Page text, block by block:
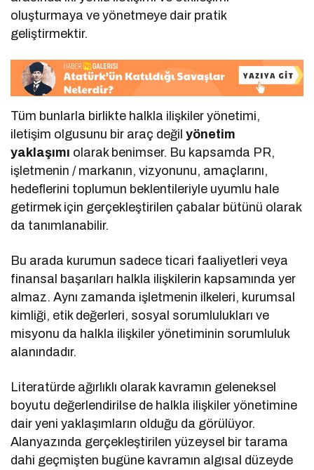
oluşturmaya ve yönetmeye dair pratik
geliştirmektir.
Tüm bunlarla birlikte halkla ilişkiler yönetimi,
iletişim olgusunu bir araç değilyönetim
yaklaşımı olarak benimser. Bu kapsamda PR,
işletmenin / markanın, vizyonunu, amaçlarını,
hedeflerini toplumun beklentileriyle uyumlu hale
getirmek için gerçekleştirilen çabalar bütünü olarak
da tanımlanabilir.
Bu arada kurumun sadece ticari faaliyetleri veya
finansal başarıları halkla ilişkilerin kapsamında yer
almaz. Aynı zamanda işletmenin ilkeleri, kurumsal
kimliği, etik değerleri, sosyal sorumlulukları ve
misyonu da halkla ilişkiler yönetiminin sorumluluk
alanındadır.
Literatürde ağırlıklı olarak kavramın geleneksel
boyutu değerlendirilse de halkla ilişkiler yönetimine
dair yeni yaklaşımların olduğu da görülüyor.
Alanyazında gerçekleştirilen yüzeysel bir tarama
dahi geçmişten bugüne kavramın algısal düzeyde